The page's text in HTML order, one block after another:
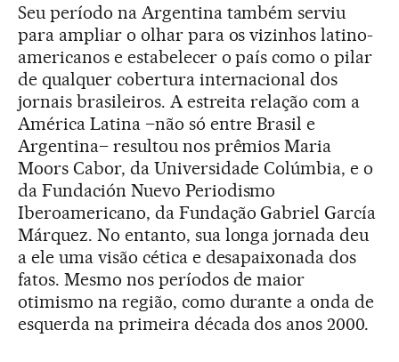
Seu período na Argentina também serviu
para ampliar o olhar para os vizinhos latino-
americanos e estabelecer o país como o pilar
de qualquer cobertura internacional dos
jornais brasileiros. A estreita relação com a
América Latina –não só entre Brasil e
Argentina– resultou nos prêmios Maria
Moors Cabor, da Universidade Colúmbia, e o
da Fundación Nuevo Periodismo
Iberoamericano, da Fundação Gabriel García
Márquez. No entanto, sua longa jornada deu
a ele uma visão cética e desapaixonada dos
fatos. Mesmo nos períodos de maior
otimismo na região, como durante a onda de
esquerda na primeira década dos anos 2000.